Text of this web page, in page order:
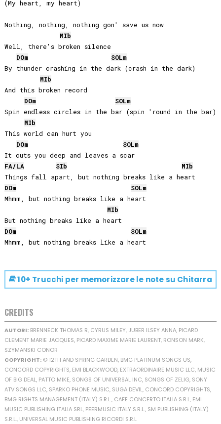
(My heart, my heart)
Nothing, nothing, nothing gon' save us now
MIb
Well, there's broken silence
DOm SOLm
By thunder crashing in the dark (crash in the dark)
MIb
And this broken record
DOm SOLm
Spin endless circles in the bar (spin 'round in the bar)
MIb
This world can hurt you
DOm SOLm
It cuts you deep and leaves a scar
FA/LA SIb
MIb
DOm SOLm
Mhmm, but nothing breaks like a heart
MIb
DOm SOLm
10+ Trucchi per memorizzare le note su Chitarra
CREDITS
AUTORI:BRENNECK THOMAS R, CYRUS MILEY, JUBER ILSEY ANNA, PICARD
CLEMENT MARIE JACQUES, PICARD MAXIME MARIE LAURENT, RONSON MARK,
SZYMANSKI CONOR
COPYRIGHT:© 12TH AND SPRING GARDEN, BMG PLATINUM SONGS US,
CONCORD COPYRIGHTS, EMI BLACKWOOD, EXTRAORDINAIRE MUSIC LLC, MUSIC
OF BIG DEAL, PATTO MIKE, SONGS OF UNIVERSAL INC, SONGS OF ZELIG, SONY
ATV SONGS LLC, SPARKO PHONE MUSIC, SUGA DEVIL, CONCORD COPYRIGHTS,
BMG RIGHTS MANAGEMENT (ITALY) S.R.L., CAFE CONCERTO ITALIA S.R.L, EMI
MUSIC PUBLISHING ITALIA SRL, PEERMUSIC ITALY S.R.L., SM PUBLISHING (ITALY)
S.R.L., UNIVERSAL MUSIC PUBLISHING RICORDI S.R.L